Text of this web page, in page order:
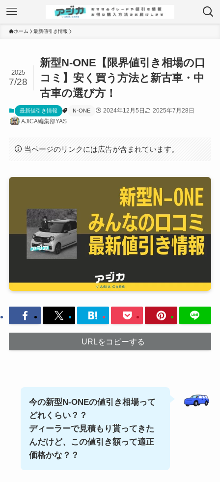
ホーム 最新値引き情報
新型N-ONE【限界値引き相場の口
コミ】安く買う方法と新古車・中
古車の選び方！
2025
7/28
最新値引き情報 N-ONE 2024年12月5日
2025年7月28日
AJICA編集部YAS
当ページのリンクには広告が含まれています。
URLをコピーする
今の新型N-ONEの値引き相場って
どれくらい？？
ディーラーで見積もり貰ってきた
んだけど、この値引き額って適正
価格かな？？